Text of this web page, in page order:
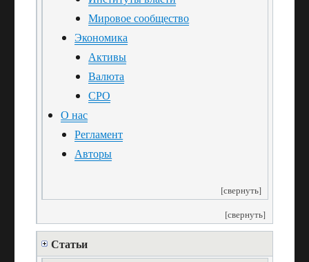
Мировое сообщество
Экономика
Активы
Валюта
СРО
О нас
Регламент
Авторы
[свернуть]
[свернуть]
Статьи